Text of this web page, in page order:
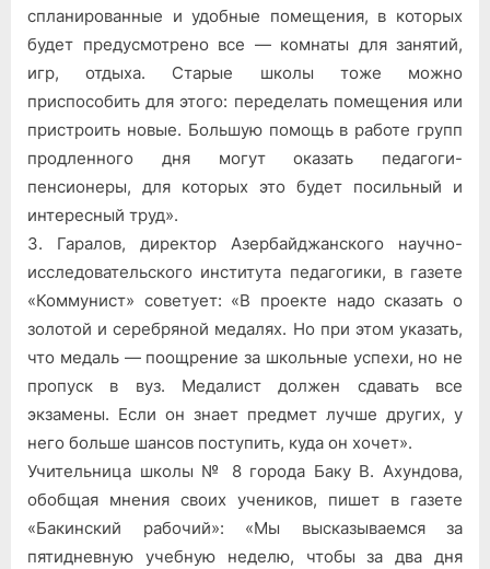
спланированные и удобные помещения, в которых
будет предусмотрено все — комнаты для занятий,
игр, отдыха. Старые школы тоже можно
приспособить для этого: переделать помещения или
пристроить новые. Большую помощь в работе групп
продленного дня могут оказать педагоги-
пенсионеры, для которых это будет посильный и
интересный труд».
3. Гаралов, директор Азербайджанского научно-
исследовательского института педагогики, в газете
«Коммунист» советует: «В проекте надо сказать о
золотой и серебряной медалях. Но при этом указать,
что медаль — поощрение за школьные успехи, но не
пропуск в вуз. Медалист должен сдавать все
экзамены. Если он знает предмет лучше других, у
него больше шансов поступить, куда он хочет».
Учительница школы № 8 города Баку В. Ахундова,
обобщая мнения своих учеников, пишет в газете
«Бакинский рабочий»: «Мы высказываемся за
пятидневную учебную неделю, чтобы за два дня